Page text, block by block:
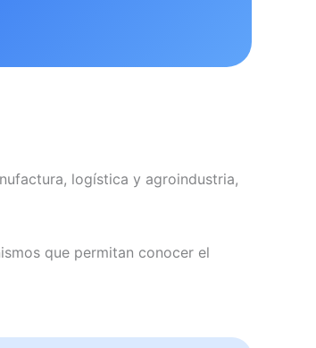
logística y agroindustria,
que permitan conocer el